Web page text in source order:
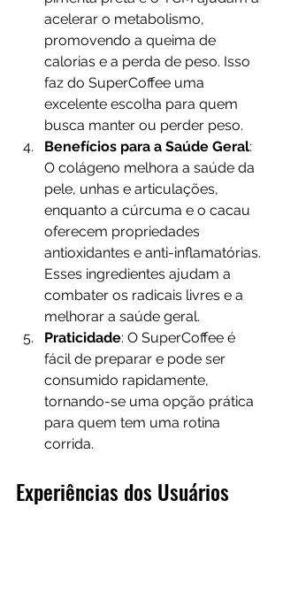
acelerar o metabolismo,
promovendo a queima de
calorias e a perda de peso. Isso
faz do SuperCoffee uma
excelente escolha para quem
busca manter ou perder peso.
Benefícios para a Saúde Geral:
O colágeno melhora a saúde da
pele, unhas e articulações,
enquanto a cúrcuma e o cacau
oferecem propriedades
antioxidantes e anti-inflamatórias.
Esses ingredientes ajudam a
combater os radicais livres e a
melhorar a saúde geral.
Praticidade: O SuperCoffee é
fácil de preparar e pode ser
consumido rapidamente,
tornando-se uma opção prática
para quem tem uma rotina
corrida.
Experiências dos Usuários